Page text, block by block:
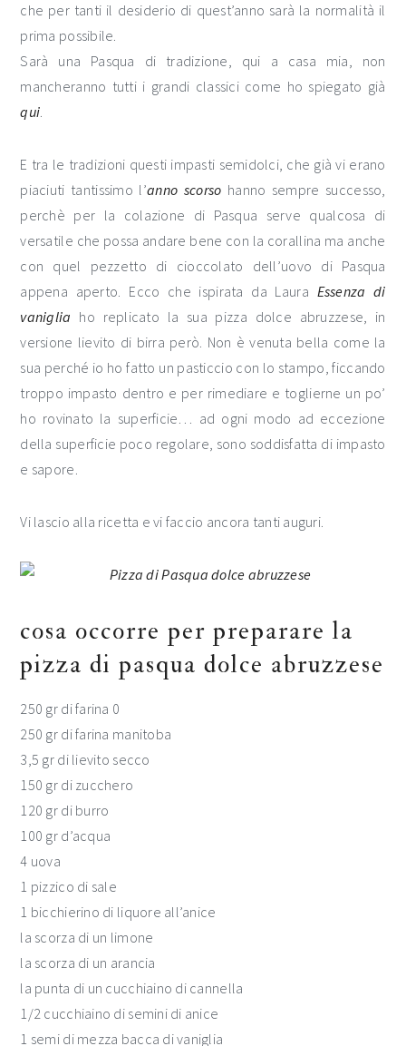
che per tanti il desiderio di quest’anno sarà la normalità il
prima possibile.
Sarà una Pasqua di tradizione, qui a casa mia, non
mancheranno tutti i grandi classici come ho spiegato già
qui.
E tra le tradizioni questi impasti semidolci, che già vi erano
piaciuti tantissimo l’anno scorso hanno sempre successo,
perchè per la colazione di Pasqua serve qualcosa di
versatile che possa andare bene con la corallina ma anche
con quel pezzetto di cioccolato dell’uovo di Pasqua
appena aperto. Ecco che ispirata da Laura Essenza di
vaniglia ho replicato la sua pizza dolce abruzzese, in
versione lievito di birra però. Non è venuta bella come la
sua perché io ho fatto un pasticcio con lo stampo, ficcando
troppo impasto dentro e per rimediare e toglierne un po’
ho rovinato la superficie… ad ogni modo ad eccezione
della superficie poco regolare, sono soddisfatta di impasto
e sapore.
Vi lascio alla ricetta e vi faccio ancora tanti auguri.
cosa occorre per preparare la
pizza di pasqua dolce abruzzese
250 gr di farina 0
250 gr di farina manitoba
3,5 gr di lievito secco
150 gr di zucchero
120 gr di burro
100 gr d’acqua
4 uova
1 pizzico di sale
1 bicchierino di liquore all’anice
la scorza di un limone
la scorza di un arancia
la punta di un cucchiaino di cannella
1/2 cucchiaino di semini di anice
1 semi di mezza bacca di vaniglia